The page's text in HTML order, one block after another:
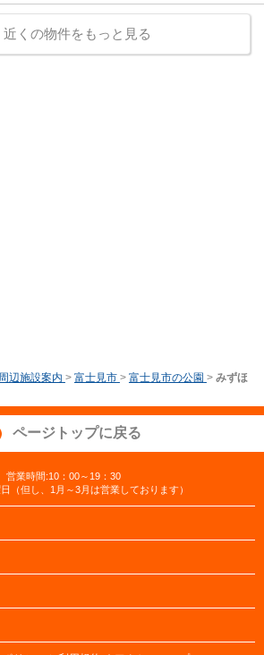
近くの物件をもっと見る
周辺施設案内 > 富士見市 > 富士見市の公園 > みずほ
ページトップに戻る
営業時間:10：00～19：30
（但し、1月～3月は営業しております）